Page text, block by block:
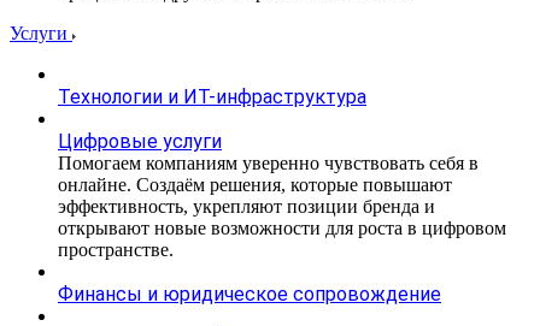
Услуги
Технологии и ИТ-инфраструктура
Цифровые услуги
Помогаем компаниям уверенно чувствовать себя в
онлайне. Создаём решения, которые повышают
эффективность, укрепляют позиции бренда и
открывают новые возможности для роста в цифровом
пространстве.
Финансы и юридическое сопровождение